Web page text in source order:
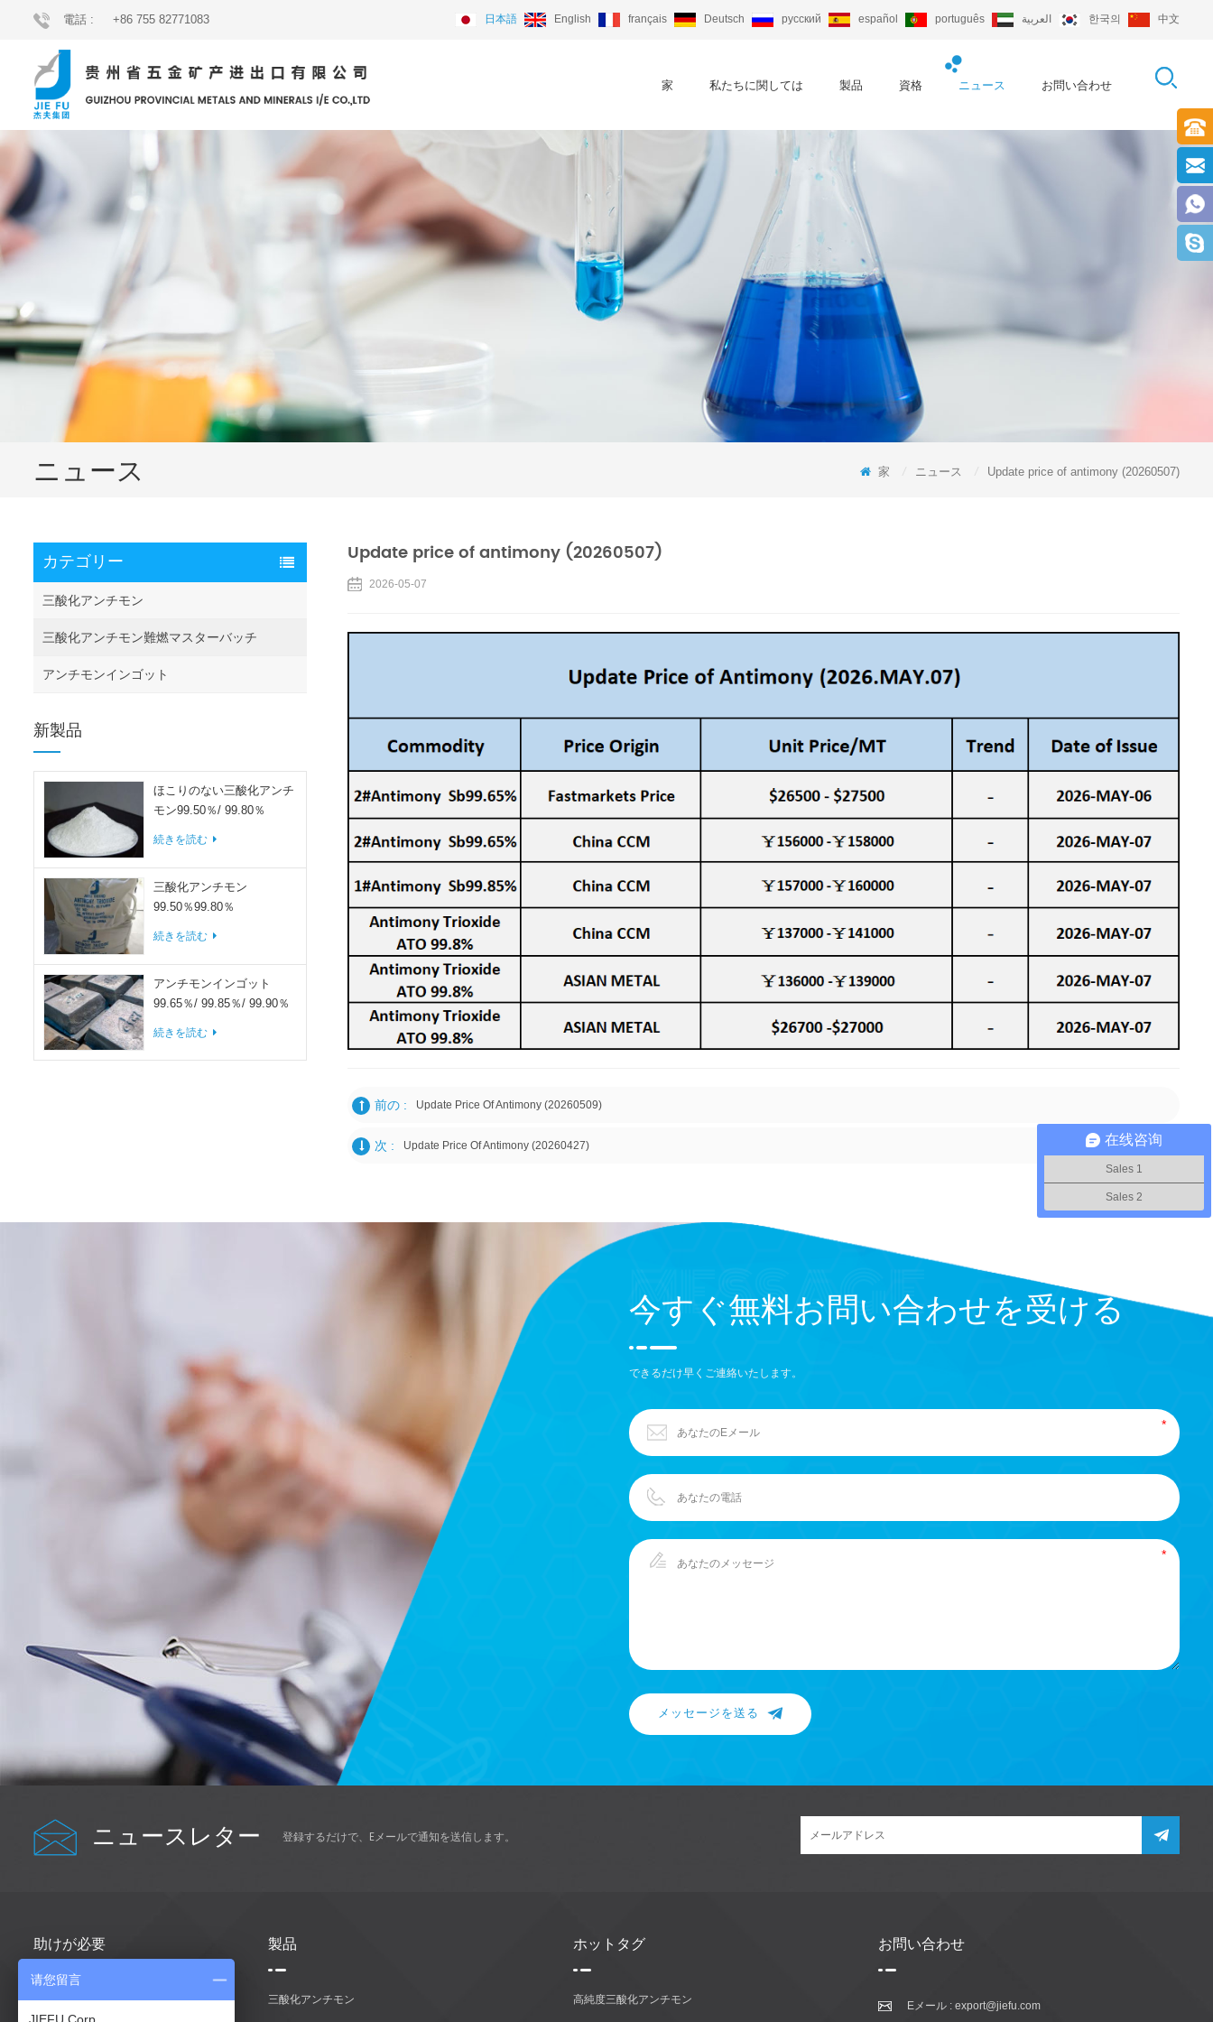
電話 : +86 755 82771083 日本語 English français Deutsch русский español português العربية 한국의 中文
家 私たちに関しては 製品 資格 ニュース お問い合わせ
ニュース 家 ニュース Update price of antimony (20260507)
カテゴリー
三酸化アンチモン
三酸化アンチモン難燃マスターバッチ
アンチモンインゴット
新製品
ほこりのない三酸化アンチ
モン99.50％/ 99.80％
続きを読む
三酸化アンチモン
99.50％99.80％
続きを読む
アンチモンインゴット
99.65％/ 99.85％/ 99.90％
続きを読む
Update price of antimony (20260507)
2026-05-07
前の : Update Price Of Antimony (20260509)
次 : Update Price Of Antimony (20260427)
今すぐ無料お問い合わせを受ける
できるだけ早くご連絡いたします。
メッセージを送る
ニュースレター 登録するだけで、Eメールで通知を送信します。
助けが必要
家
製品
三酸化アンチモン
ホットタグ
高純度三酸化アンチモン
お問い合わせ
Eメール : export@jiefu.com
在线咨询
Sales 1
Sales 2
请您留言